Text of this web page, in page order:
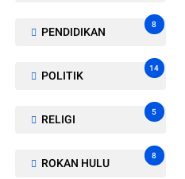
PENDIDIKAN
8
POLITIK
14
RELIGI
5
ROKAN HULU
8